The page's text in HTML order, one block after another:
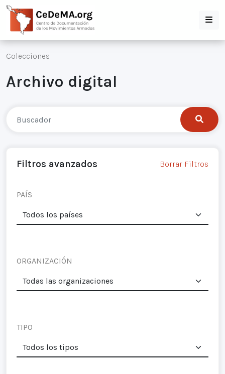
Colecciones
Archivo digital
Filtros avanzados Borrar Filtros
PAÍS
ORGANIZACIÓN
TIPO